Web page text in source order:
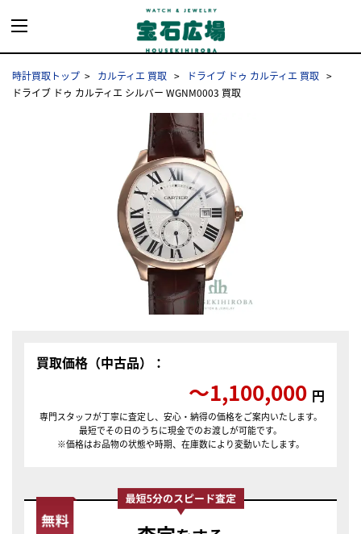
時計買取トップ カルティエ 買取
ドライブ ドゥ カルティエ 買取
ドライブ ドゥ カルティエ シルバー WGNM0003 買取
買取価格（中古品）：
〜1,100,000 円
専門スタッフが丁寧に査定し、安心・納得の価格をご案内いたします。
最短でその日のうちに現金でのお渡しが可能です。
※価格はお品物の状態や時期、在庫数により変動いたします。